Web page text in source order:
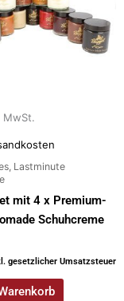
MwSt.
Lastminute
mit 4 x Premium-
Schuhcreme
gesetzlicher Umsatzsteuer